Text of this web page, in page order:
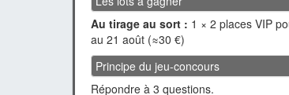
Au tirage au sort : 1 × 2 places VIP
au 21 août (≈30 €)
Principe du jeu-concours
Répondre à 3 questions.